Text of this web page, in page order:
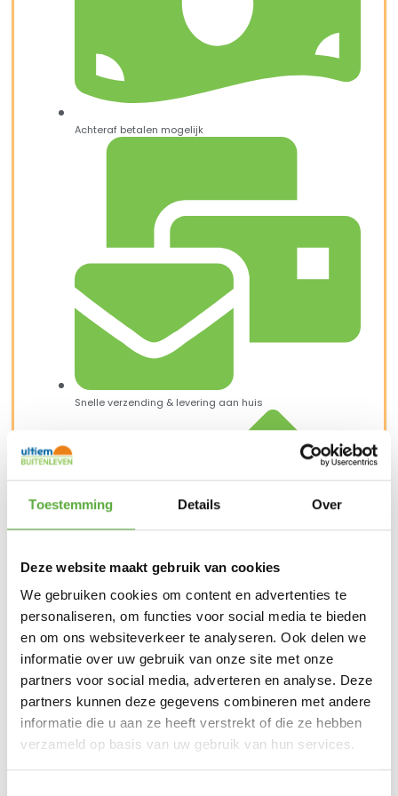
Toestemming Details Over
Deze website maakt gebruik van cookies
We gebruiken cookies om content en advertenties te
personaliseren, om functies voor social media te bieden
en om ons websiteverkeer te analyseren. Ook delen we
informatie over uw gebruik van onze site met onze
partners voor social media, adverteren en analyse. Deze
partners kunnen deze gegevens combineren met andere
informatie die u aan ze heeft verstrekt of die ze hebben
verzameld op basis van uw gebruik van hun services.
Achteraf betalen mogelijk
Snelle verzending & levering aan huis
Kopersbescherming met Trusted Shops
SKU17210 + 17211 + 17212 CategorieHoek loungesets tuin
4 Seasons Outdoor